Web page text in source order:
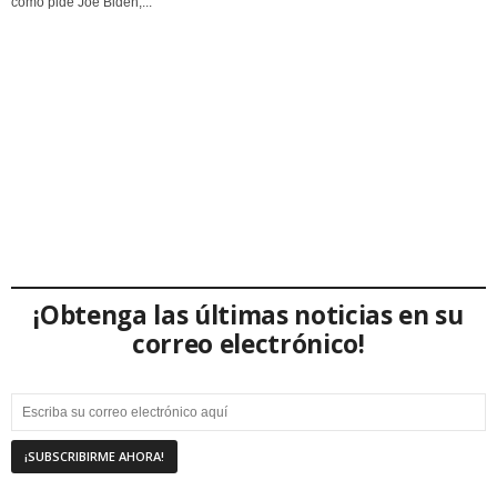
¡Obtenga las últimas noticias en su
correo electrónico!